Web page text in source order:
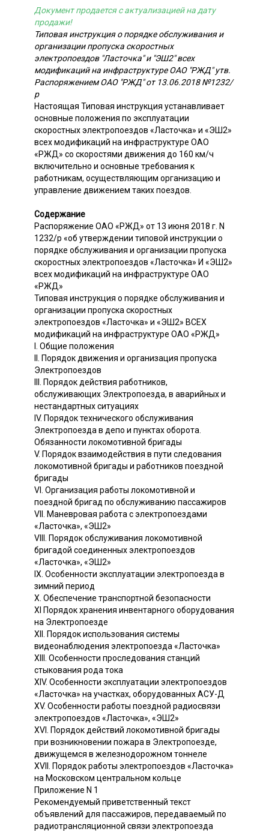
Документ продается с актуализацией на дату
продажи!
Типовая инструкция о порядке обслуживания и
организации пропуска скоростных
электропоездов "Ласточка" и "ЭШ2" всех
модификаций на инфраструктуре ОАО "РЖД" утв.
Распоряжением ОАО "РЖД" от 13.06.2018 №1232/
р
Настоящая Типовая инструкция устанавливает
основные положения по эксплуатации
скоростных электропоездов «Ласточка» и «ЭШ2»
всех модификаций на инфраструктуре ОАО
«РЖД» со скоростями движения до 160 км/ч
включительно и основные требования к
работникам, осуществляющим организацию и
управление движением таких поездов.
Содержание
Распоряжение ОАО «РЖД» от 13 июня 2018 г. N
1232/р «об утверждении типовой инструкции о
порядке обслуживания и организации пропуска
скоростных электропоездов «Ласточка» И «ЭШ2»
всех модификаций на инфраструктуре ОАО
«РЖД»
Типовая инструкция о порядке обслуживания и
организации пропуска скоростных
электропоездов «Ласточка» и «ЭШ2» ВСЕХ
модификаций на инфраструктуре ОАО «РЖД»
I. Общие положения
II. Порядок движения и организация пропуска
Электропоездов
III. Порядок действия работников,
обслуживающих Электропоезда, в аварийных и
нестандартных ситуациях
IV. Порядок технического обслуживания
Электропоезда в депо и пунктах оборота.
Обязанности локомотивной бригады
V. Порядок взаимодействия в пути следования
локомотивной бригады и работников поездной
бригады
VI. Организация работы локомотивной и
поездной бригад по обслуживанию пассажиров
VII. Маневровая работа с электропоездами
«Ласточка», «ЭШ2»
VIII. Порядок обслуживания локомотивной
бригадой соединенных электропоездов
«Ласточка», «ЭШ2»
IX. Особенности эксплуатации электропоезда в
зимний период
X. Обеспечение транспортной безопасности
XI Порядок хранения инвентарного оборудования
на Электропоезде
XII. Порядок использования системы
видеонаблюдения электропоезда «Ласточка»
XIII. Особенности проследования станций
стыкования рода тока
XIV. Особенности эксплуатации электропоездов
«Ласточка» на участках, оборудованных АСУ-Д
XV. Особенности работы поездной радиосвязи
электропоездов «Ласточка», «ЭШ2»
XVI. Порядок действий локомотивной бригады
при возникновении пожара в Электропоезде,
движущемся в железнодорожном тоннеле
XVII. Порядок работы электропоездов «Ласточка»
на Московском центральном кольце
Приложение N 1
Рекомендуемый приветственный текст
объявлений для пассажиров, передаваемый по
радиотрансляционной связи электропоезда